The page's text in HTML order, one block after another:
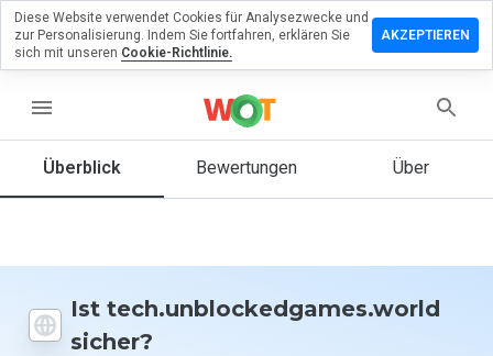
menu
Überblick Bewertungen Über
Ist tech.unblockedgames.world
sicher?
Sie eine
Wie
Website
Skala von
1 bis 5
bewerten?
Diese Website verwendet Cookies für Analysezwecke und
zur Personalisierung. Indem Sie fortfahren, erklären Sie
sich mit unseren Cookie-Richtlinie.
AKZEPTIEREN